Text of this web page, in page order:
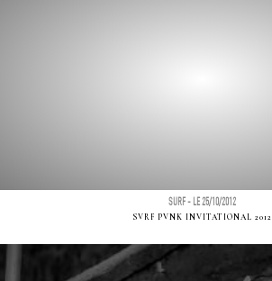
SURF - LE 25/10/2012
SVRF PVNK INVITATIONAL 2012